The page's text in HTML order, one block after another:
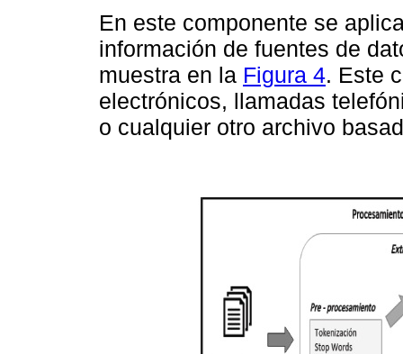
En este componente se
información de fuentes de
muestra en la Figura 4. Este
electrónicos, llamadas
o cualquier otro archivo